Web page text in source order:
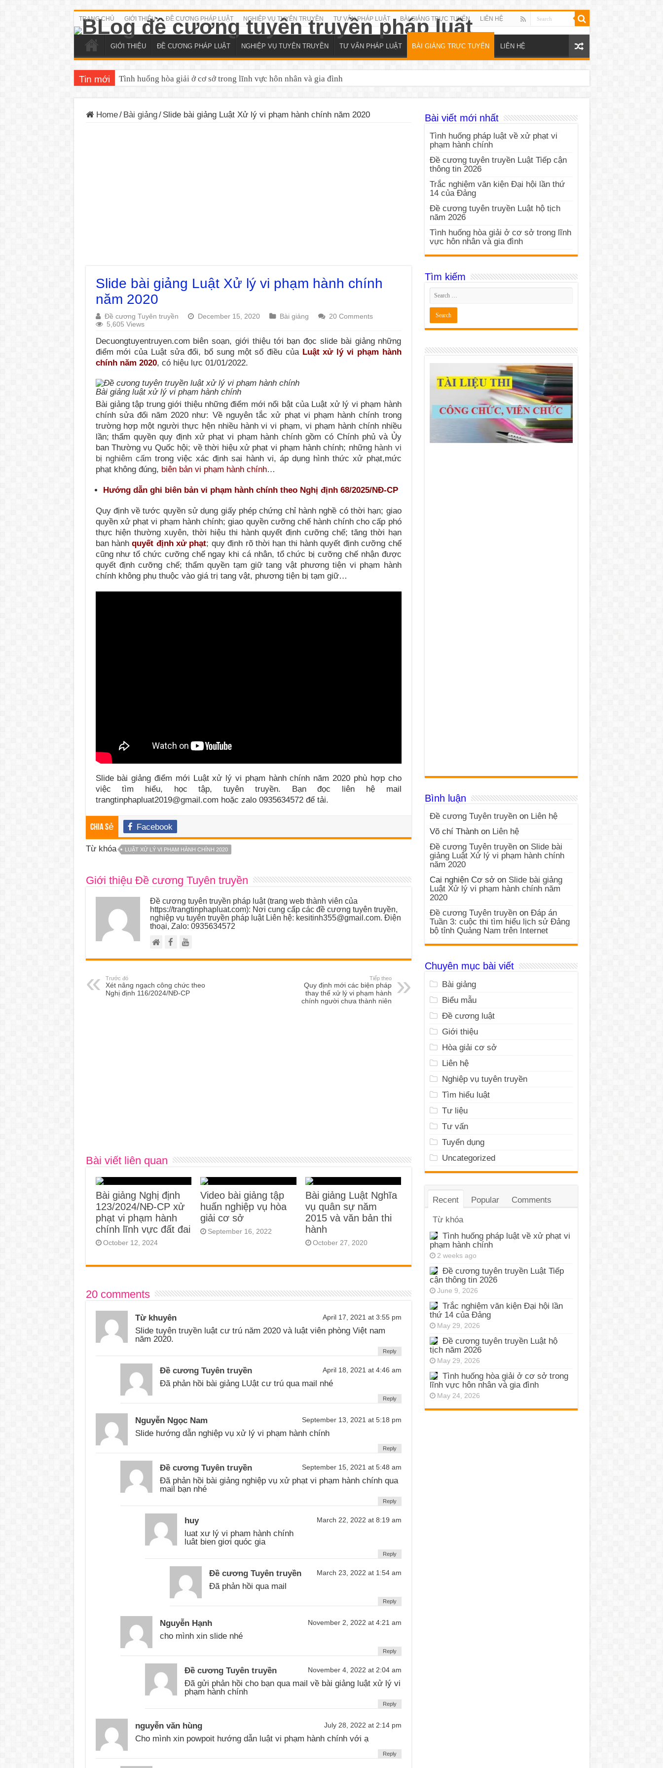
TRANG CHỦ GIỚI THIỆU ĐỀ CƯƠNG PHÁP LUẬT NGHIỆP VỤ TUYÊN TRUYỀN TƯ VẤN PHÁP LUẬT BÀI GIẢNG TRỰC TUYẾN LIÊN HỆ
GIỚI THIỆU ĐỀ CƯƠNG PHÁP LUẬT NGHIỆP VỤ TUYÊN TRUYỀN TƯ VẤN PHÁP LUẬT BÀI GIẢNG TRỰC TUYẾN LIÊN HỆ
Tin mới Tình huống hòa giải ở cơ sở trong lĩnh vực hôn nhân và gia đình
Tình huống hòa giải trên lĩnh vực dân sự năm 2026
Home/ Bài giảng/ Slide bài giảng Luật Xử lý vi phạm hành chính năm 2020
Slide bài giảng Luật Xử lý vi phạm hành chính
năm 2020
Đề cương Tuyên truyền December 15, 2020 Bài giảng
20 Comments
5,605 Views
Decuongtuyentruyen.com biên soạn, giới thiệu tới bạn đọc slide bài giảng những
điểm mới của Luật sửa đổi, bổ sung một số điều của Luật xử lý vi phạm hành
chính năm 2020, có hiệu lực 01/01/2022.
Bài giảng luật xử lý vi phạm hành chính
Bài giảng tập trung giới thiệu những điểm mới nổi bật của Luật xử lý vi phạm hành
chính sửa đổi năm 2020 như: Về nguyên tắc xử phạt vi phạm hành chính trong
trường hợp một người thực hện nhiều hành vi vi phạm, vi phạm hành chính nhiều
lần; thẩm quyền quy định xử phạt vi phạm hành chính gồm có Chính phủ và Ủy
ban Thường vụ Quốc hội; về thời hiệu xử phạt vi phạm hành chính; những hành vi
bị nghiêm cấm trong việc xác định sai hành vi, áp dụng hình thức xử phạt,mức
phạt không đúng, biên bản vi phạm hành chính…
Hướng dẫn ghi biên bản vi phạm hành chính theo Nghị định 68/2025/NĐ-CP
Quy định về tước quyền sử dụng giấy phép chứng chỉ hành nghề có thời hạn; giao
quyền xử phạt vi phạm hành chính; giao quyền cưỡng chế hành chính cho cấp phó
thực hiện thường xuyên, thời hiệu thi hành quyết định cưỡng chế; tăng thời hạn
ban hànhquyết định xử phạt; quy định rõ thời hạn thi hành quyết định cưỡng chế
cũng như tổ chức cưỡng chế ngay khi cá nhân, tổ chức bị cưỡng chế nhận được
quyết định cưỡng chế; thẩm quyền tạm giữ tang vật phương tiện vi phạm hành
chính không phụ thuộc vào giá trị tang vật, phương tiện bị tạm giữ…
Slide bài giảng điểm mới Luật xử lý vi phạm hành chính năm 2020 phù hợp cho
việc tìm hiểu, học tập, tuyên truyền. Bạn đọc liên hệ mail
trangtinphapluat2019@gmail.com hoặc zalo 0935634572 để tải.
Chia sẻ Facebook
Từ khóa LUẬT XỬ LÝ VI PHẠM HÀNH CHÍNH 2020
Giới thiệu Đề cương Tuyên truyền
Đề cương tuyên truyền pháp luật (trang web thành viên của
https://trangtinphapluat.com): Nơi cung cấp các đề cương tuyên truyền,
nghiệp vụ tuyên truyền pháp luật Liên hệ: kesitinh355@gmail.com. Điện
thoại, Zalo: 0935634572
Trước đó
Xét nâng ngạch công chức theo
Nghị định 116/2024/NĐ-CP
Tiếp theo
Quy định mới các biện pháp
thay thế xử lý vi phạm hành
chính người chưa thành niên
Bài viết liên quan
Bài giảng Nghị định
123/2024/NĐ-CP xử
phạt vi phạm hành
chính lĩnh vực đất đai
October 12, 2024
Video bài giảng tập
huấn nghiệp vụ hòa
giải cơ sở
September 16, 2022
Bài giảng Luật Nghĩa
vụ quân sự năm
2015 và văn bản thi
hành
October 27, 2020
20 comments
Từ khuyên April 17, 2021 at 3:55 pm
Slide tuyên truyền luật cư trú năm 2020 và luật viên phòng Việt nam
năm 2020.
Reply
Đề cương Tuyên truyền April 18, 2021 at 4:46 am
Đã phản hồi bài giảng LUật cư trú qua mail nhé
Reply
Nguyễn Ngọc Nam September 13, 2021 at 5:18 pm
Slide hướng dẫn nghiệp vụ xử lý vi phạm hành chính
Reply
Đề cương Tuyên truyền September 15, 2021 at 5:48 am
Đã phản hồi bài giảng nghiệp vụ xử phạt vi phạm hành chính qua
mail bạn nhé
Reply
huy March 22, 2022 at 8:19 am
luat xư lý vi pham hành chính
luât bien giơi quóc gia
Reply
Đề cương Tuyên truyền March 23, 2022 at 1:54 am
Đã phản hồi qua mail
Reply
Nguyễn Hạnh November 2, 2022 at 4:21 am
cho mình xin slide nhé
Reply
Đề cương Tuyên truyền November 4, 2022 at 2:04 am
Đã gửi phản hồi cho bạn qua mail về bài giảng luật xử lý vi
phạm hành chính
Reply
nguyễn văn hùng July 28, 2022 at 2:14 pm
Cho mình xin powpoit hướng dẫn luật vi phạm hành chính với ạ
Reply
Bài viết mới nhất
Tình huống pháp luật về xử phạt vi
phạm hành chính
Đề cương tuyên truyền Luật Tiếp cận
thông tin 2026
Trắc nghiệm văn kiện Đại hội lần thứ
14 của Đảng
Đề cương tuyên truyền Luật hộ tịch
năm 2026
Tình huống hòa giải ở cơ sở trong lĩnh
vực hôn nhân và gia đình
Tìm kiếm
Bình luận
Đề cương Tuyên truyềnon Liên hệ
Võ chí Thànhon Liên hệ
Đề cương Tuyên truyềnon Slide bài
giảng Luật Xử lý vi phạm hành chính
năm 2020
Cai nghiện Cơ sởon Slide bài giảng
Luật Xử lý vi phạm hành chính năm
2020
Đề cương Tuyên truyềnon Đáp án
Tuần 3: cuộc thi tìm hiểu lịch sử Đảng
bộ tỉnh Quảng Nam trên Internet
Chuyên mục bài viết
Bài giảng
Biểu mẫu
Đề cương luật
Giới thiệu
Hòa giải cơ sở
Liên hệ
Nghiệp vụ tuyên truyền
Tìm hiểu luật
Tư liệu
Tư vấn
Tuyển dụng
Uncategorized
Recent Popular Comments
Từ khóa
Tình huống pháp luật về xử phạt vi
phạm hành chính
2 weeks ago
Đề cương tuyên truyền Luật Tiếp
cận thông tin 2026
June 9, 2026
Trắc nghiệm văn kiện Đại hội lần
thứ 14 của Đảng
May 29, 2026
Đề cương tuyên truyền Luật hộ
tịch năm 2026
May 29, 2026
Tình huống hòa giải ở cơ sở trong
lĩnh vực hôn nhân và gia đình
May 24, 2026